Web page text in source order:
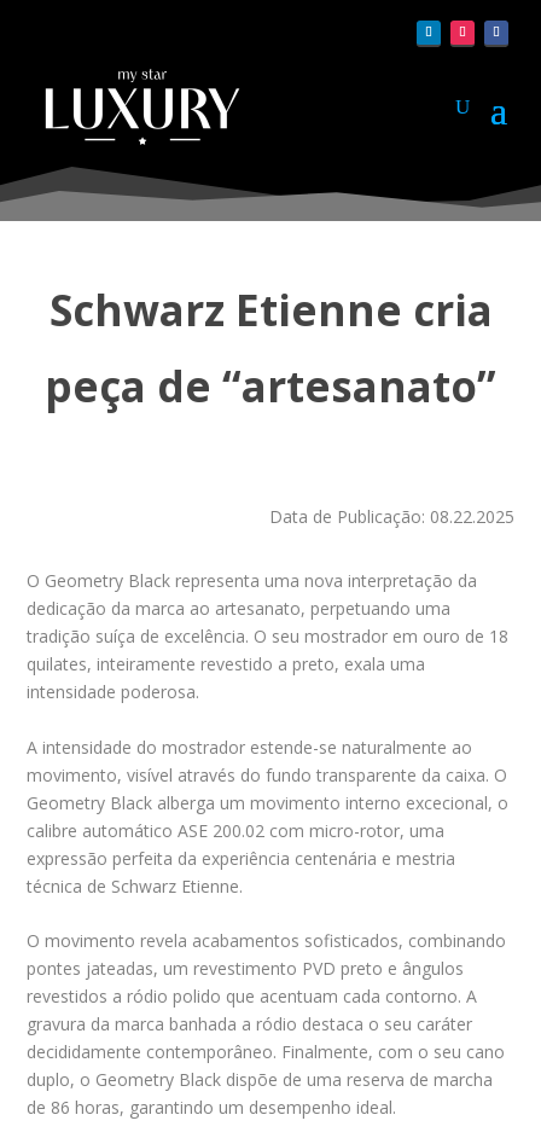
Schwarz Etienne cria
peça de “artesanato”
Data de Publicação: 08.22.2025
O Geometry Black representa uma nova interpretação da
dedicação da marca ao artesanato, perpetuando uma
tradição suíça de excelência. O seu mostrador em ouro de 18
quilates, inteiramente revestido a preto, exala uma
intensidade poderosa.
A intensidade do mostrador estende-se naturalmente ao
movimento, visível através do fundo transparente da caixa. O
Geometry Black alberga um movimento interno excecional, o
calibre automático ASE 200.02 com micro-rotor, uma
expressão perfeita da experiência centenária e mestria
técnica de Schwarz Etienne.
O movimento revela acabamentos sofisticados, combinando
pontes jateadas, um revestimento PVD preto e ângulos
revestidos a ródio polido que acentuam cada contorno. A
gravura da marca banhada a ródio destaca o seu caráter
decididamente contemporâneo. Finalmente, com o seu cano
duplo, o Geometry Black dispõe de uma reserva de marcha
de 86 horas, garantindo um desempenho ideal.